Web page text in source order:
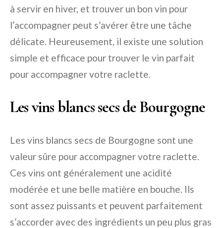
à servir en hiver, et trouver un bon vin pour
l’accompagner peut s’avérer être une tâche
délicate. Heureusement, il existe une solution
simple et efficace pour trouver le vin parfait
pour accompagner votre raclette.
Les vins blancs secs de Bourgogne
Les vins blancs secs de Bourgogne sont une
valeur sûre pour accompagner votre raclette.
Ces vins ont généralement une acidité
modérée et une belle matière en bouche. Ils
sont assez puissants et peuvent parfaitement
s’accorder avec des ingrédients un peu plus gras